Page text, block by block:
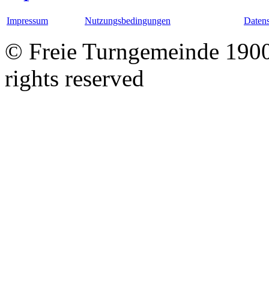
Impressum Nutzungsbedingungen
© Freie Turngemeinde
rights reserved